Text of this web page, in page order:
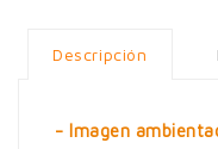
Descripción
- Imagen